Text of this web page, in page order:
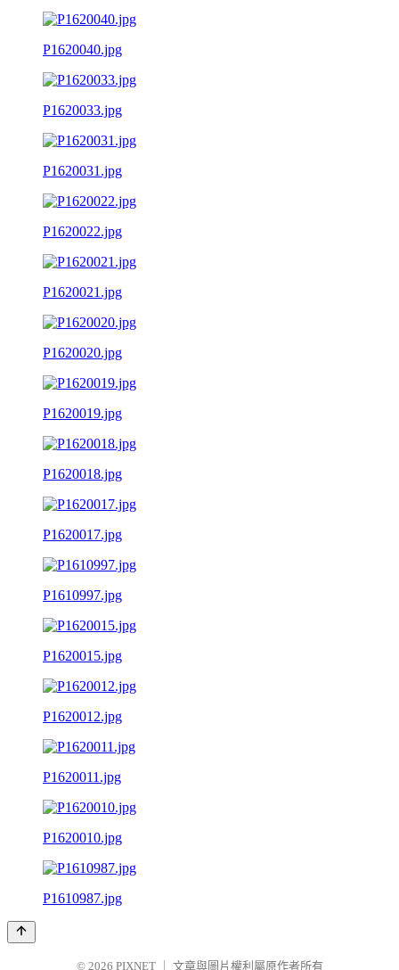
P1620040.jpg
P1620033.jpg
P1620031.jpg
P1620022.jpg
P1620021.jpg
P1620020.jpg
P1620019.jpg
P1620018.jpg
P1620017.jpg
P1610997.jpg
P1620015.jpg
P1620012.jpg
P1620011.jpg
P1620010.jpg
P1610987.jpg
© 2026 PIXNET 文章與圖片權利屬原作者所有